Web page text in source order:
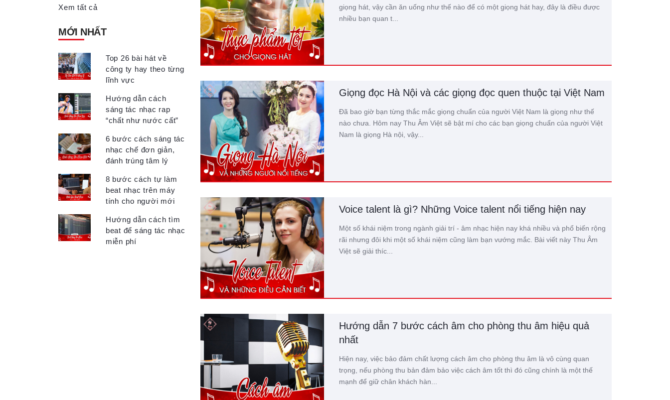
Xem tất cả
MỚI NHẤT
Top 26 bài hát về
công ty hay theo từng
lĩnh vực
Hướng dẫn cách
sáng tác nhạc rap
“chất như nước cất”
6 bước cách sáng tác
nhạc chế đơn giản,
đánh trúng tâm lý
8 bước cách tự làm
beat nhạc trên máy
tính cho người mới
Hướng dẫn cách tìm
beat để sáng tác nhạc
miễn phí
giọng hát, vậy cần ăn uống như thế nào để có một giọng hát hay, đây là điều được
nhiều bạn quan t...
Giọng đọc Hà Nội và các giọng đọc quen thuộc tại Việt Nam
Đã bao giờ bạn từng thắc mắc giọng chuẩn của người Việt Nam là giọng như thế
nào chưa. Hôm nay Thu Âm Việt sẽ bật mí cho các bạn giọng chuẩn của người Việt
Nam là giọng Hà nội, vậy...
Voice talent là gì? Những Voice talent nổi tiếng hiện nay
Một số khái niệm trong ngành giải trí - âm nhạc hiện nay khá nhiều và phổ biến rộng
rãi nhưng đôi khi một số khái niệm cũng làm bạn vướng mắc. Bài viết này Thu Âm
Việt sẽ giải thíc...
Hướng dẫn 7 bước cách âm cho phòng thu âm hiệu quả
nhất
Hiện nay, việc bảo đảm chất lượng cách âm cho phòng thu âm là vô cùng quan
trọng, nếu phòng thu bản đảm bảo việc cách âm tốt thì đó cũng chính là một thế
mạnh để giữ chân khách hàn...